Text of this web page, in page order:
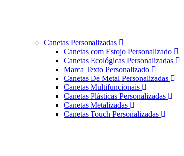
Canetas Personalizadas
Canetas com Estojo Personalizado
Canetas Ecológicas Personalizadas
Marca Texto Personalizado
Canetas De Metal Personalizadas
Canetas Multifuncionais
Canetas Plásticas Personalizadas
Canetas Metalizadas
Canetas Touch Personalizadas